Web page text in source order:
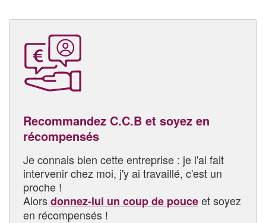
Recommandez C.C.B et soyez en
récompensés
Je connais bien cette entreprise : je l'ai fait
intervenir chez moi, j'y ai travaillé, c'est un
proche !
Alorsdonnez-lui un coup de pouceet soyez
en récompensés !